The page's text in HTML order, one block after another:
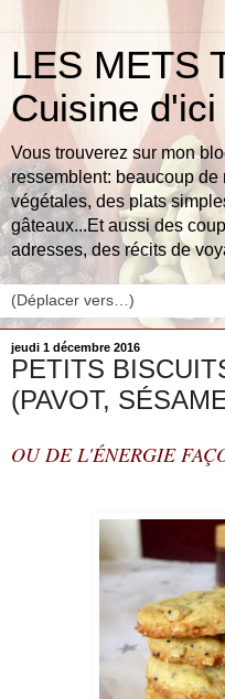
LES METS
Cuisine
Vous trouverez sur mon
ressemblent: beaucoup
végétales, des plats
gâteaux...Et aussi des
adresses, des récits de
jeudi 1 décembre 2016
PETITS
(PAVOT,
OU DE L'ÉNERGIE